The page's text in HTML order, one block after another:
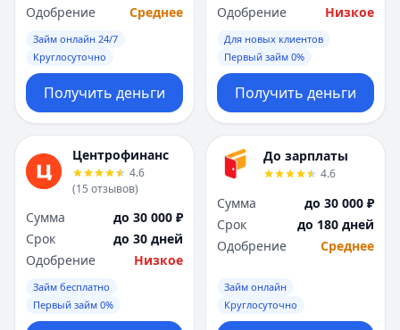
Одобрение
Среднее
Займ онлайн 24/7
Круглосуточно
Получить деньги
Одобрение
Низкое
Для новых клиентов
Первый займ 0%
Получить деньги
Центрофинанс
4.6
(15 отзывов)
Сумма
до 30 000 ₽
Срок
до 30 дней
Одобрение
Низкое
Займ бесплатно
Первый займ 0%
До зарплаты
4.6
Сумма
до 30 000 ₽
Срок
до 180 дней
Одобрение
Среднее
Займ онлайн
Круглосуточно